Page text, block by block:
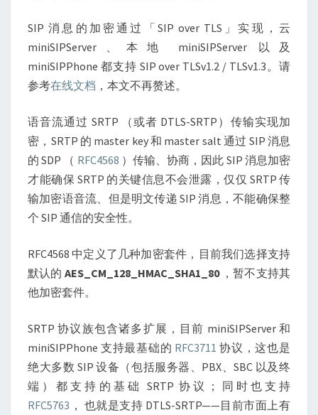
SIP 消息的加密通过「SIP over TLS」实现，云
miniSIPServer、本地 miniSIPServer 以及
miniSIPPhone 都支持 SIP over TLSv1.2 / TLSv1.3。请
参考在线文档 ，本文不再赘述。
语音流通过 SRTP （或者 DTLS-SRTP）传输实现加
密，SRTP 的 master key 和 master salt 通过 SIP 消息
的 SDP （ RFC4568 ）传输、协商，因此 SIP 消息加密
才能确保 SRTP 的关键信息不会泄露，仅仅 SRTP 传
输加密语音流、但是明文传递 SIP 消息，不能确保整
个 SIP 通信的安全性。
RFC4568 中定义了几种加密套件，目前我们选择支持
默认的 AES_CM_128_HMAC_SHA1_80，暂不支持其
他加密套件。
SRTP 协议族包含诸多扩展，目前 miniSIPServer 和
miniSIPPhone 支持最基础的 RFC3711 协议，这也是
绝大多数 SIP 设备（包括服务器、PBX、SBC 以及终
端）都支持的基础 SRTP 协议；同时也支持
RFC5763 ， 也就是支持 DTLS-SRTP——目前市面上有